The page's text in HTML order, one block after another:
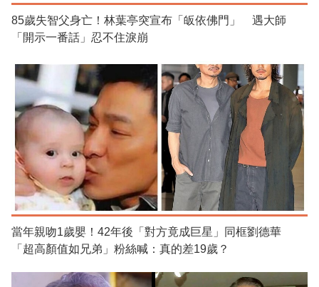
85歲失智父身亡！林葉亭突宣布「皈依佛門」 遇大師
「開示一番話」忍不住淚崩
當年親吻1歲嬰！42年後「對方竟成巨星」同框劉德華
「超高顏值如兄弟」粉絲喊：真的差19歲？